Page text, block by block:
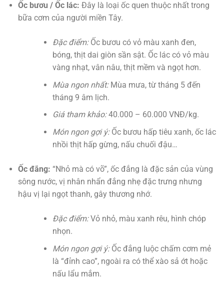
Ốc bươu / Ốc lác: Đây là loại ốc quen thuộc nhất trong
bữa cơm của người miền Tây.
Đặc điểm:Ốc bươu có vỏ màu xanh đen,
bóng, thịt dai giòn sần sật. Ốc lác có vỏ màu
vàng nhạt, vân nâu, thịt mềm và ngọt hơn.
Mùa ngon nhất:Mùa mưa, từ tháng 5 đến
tháng 9 âm lịch.
Giá tham khảo:40.000 – 60.000 VNĐ/kg.
Món ngon gợi ý:Ốc bươu hấp tiêu xanh, ốc lác
nhồi thịt hấp gừng, nấu chuối đậu…
Ốc đắng: “Nhỏ mà có võ”, ốc đắng là đặc sản của vùng
sông nước, vị nhân nhẩn đắng nhẹ đặc trưng nhưng
hậu vị lại ngọt thanh, gây thương nhớ.
Đặc điểm:Vỏ nhỏ, màu xanh rêu, hình chóp
nhọn.
Món ngon gợi ý:Ốc đắng luộc chấm cơm mẻ
là “đỉnh cao”, ngoài ra có thể xào sả ớt hoặc
nấu lẩu mắm.